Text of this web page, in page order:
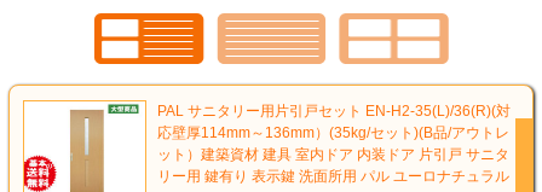
PAL サニタリー用片引戸セット EN-H2-35(L)/36(R)(対
応壁厚114mm～136mm）(35kg/セット)(B品/アウトレ
ット）建築資材 建具 室内ドア 内装ドア 片引戸 サニタ
リー用 鍵有り 表示鍵 洗面所用 パル ユーロナチュラル